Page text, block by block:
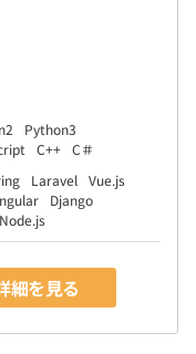
Python3
C++ C＃
Laravel Vue.js
Django
Node.js
細を見る